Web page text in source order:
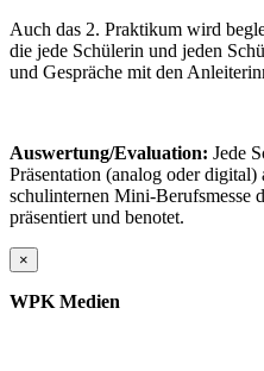
Auch das 2. Praktikum wird
die jede Schülerin und jeden
und Gespräche mit den
Auswertung/Evaluation: Jede
Präsentation (analog oder
schulinternen Mini-Berufsmesse
präsentiert und benotet.
×
WPK Medien